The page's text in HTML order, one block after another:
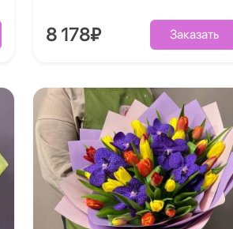
8 178₽ Заказать